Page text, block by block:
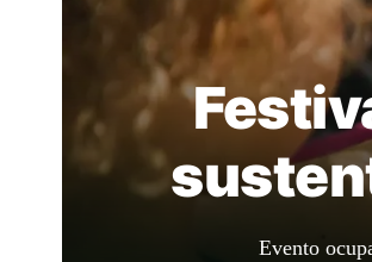
Evento